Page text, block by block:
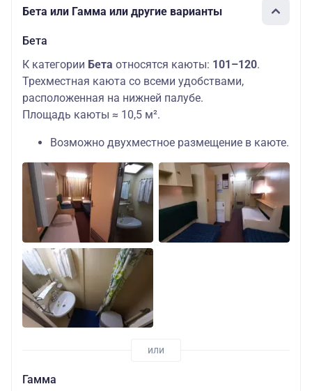
Бета или Гамма или другие варианты
Бета
К категории Бета относятся каюты: 101–120.
Трехместная каюта со всеми удобствами,
расположенная на нижней палубе.
Площадь каюты ≈ 10,5 м².
Возможно двухместное размещение в каюте.
Гамма